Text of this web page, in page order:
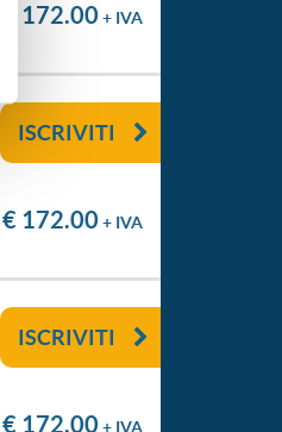
€ 172.00 + IVA
ISCRIVITI
€ 172.00 + IVA
ISCRIVITI
€ 172.00 + IVA